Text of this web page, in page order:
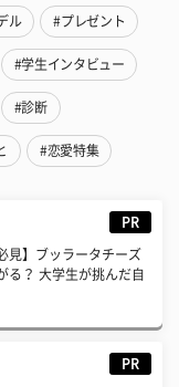
ル #プレゼント
#学生インタビュー
#診断
#恋愛特集
PR
見】ブッラータチーズ
る？ 大学生が挑んだ自
PR